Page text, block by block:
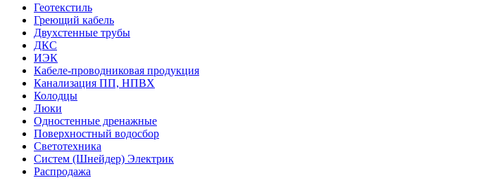
Геотекстиль
Греющий кабель
Двухстенные трубы
ДКС
ИЭК
Кабеле-проводниковая продукция
Канализация ПП, НПВХ
Колодцы
Люки
Одностенные дренажные
Поверхностный водосбор
Светотехника
Систем (Шнейдер) Электрик
Распродажа